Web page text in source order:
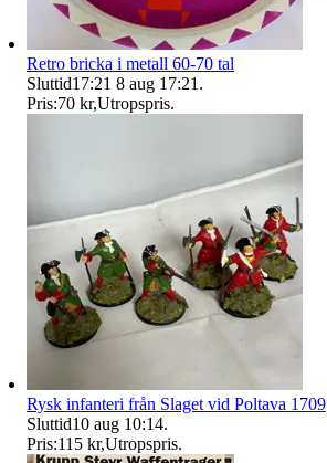
Retro bricka i metall 60-70 tal
Sluttid17:21 8 aug 17:21 .
Pris:70 kr,Utropspris.
Rysk infanteri från Slaget vid Poltava 1709
Sluttid10 aug 10:14.
Pris:115 kr,Utropspris.